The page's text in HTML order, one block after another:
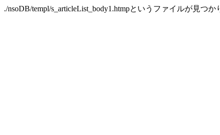
./nsoDB/templ/s_articleList_body1.htmpというファイルが見つ